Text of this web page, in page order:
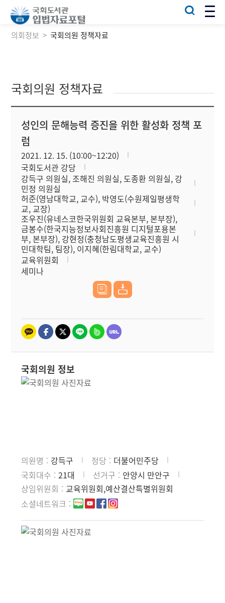
의회정보 국회의원 정책자료
국회의원 정책자료
성인의 문해능력 증진을 위한 활성화 정책 포
럼
2021. 12. 15. (10:00~12:20)
국회도서관 강당
강득구 의원실, 조해진 의원실, 도종환 의원실, 강
민정 의원실
허준(영남대학교, 교수), 박영도(수원제일평생학
교, 교장)
조우진(유네스코한국위원회 교육본부, 본부장),
금봉수(한국지능정보사회진흥원 디지털포용본
부, 본부장), 강현정(충청남도평생교육진흥원 시
민대학팀, 팀장), 이지혜(한림대학교, 교수)
교육위원회
세미나
국회의원 정보
의원명 강득구 정당
더불어민주당
국회대수
21대 선거구
안양시 만안구
상임위원회
교육위원회,예산결산특별위원회
소셜네트워크